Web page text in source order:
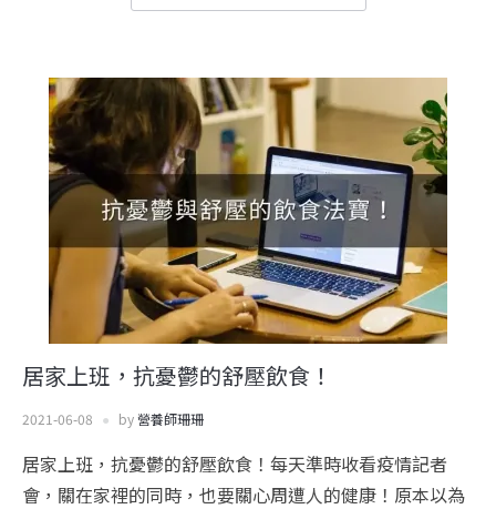
居家上班，抗憂鬱的舒壓飲食！
2021-06-08 by營養師珊珊
居家上班，抗憂鬱的舒壓飲食！每天準時收看疫情記者
會，關在家裡的同時，也要關心周遭人的健康！原本以為